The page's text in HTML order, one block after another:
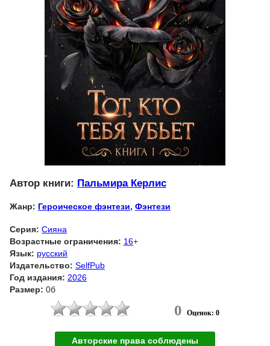
Автор книги: Пальмира Керлис
Жанр: Героическое фэнтези, Фэнтези
Серия: Сияна
Возрастные ограничения: 16+
Язык: русский
Издательство: SelfPub
Год издания: 2026
Размер: 0б
0 Оценок: 0
Авторские права соблюдены